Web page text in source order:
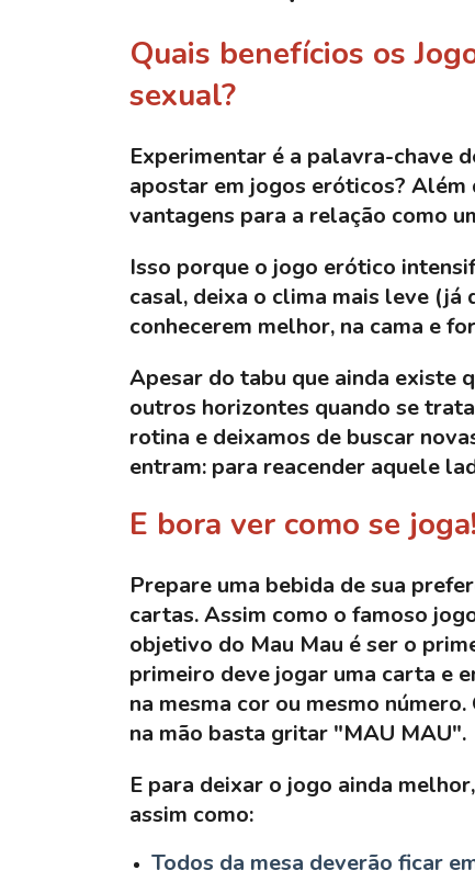
Quais benefícios os
sexual?
Experimentar é a palavra-chave
apostar em jogos eróticos?
vantagens para a relação como
Isso porque o jogo erótico
casal, deixa o clima mais leve (já
conhecerem melhor, na cama e
Apesar do tabu que ainda existe
outros horizontes quando se
rotina e deixamos de buscar
entram: para reacender aquele
E bora ver como se joga!
Prepare uma bebida de sua
cartas. Assim como o famoso
objetivo do Mau Mau é ser o
primeiro deve jogar uma carta e
na mesma cor ou mesmo
na mão basta gritar "MAU MAU".
E para deixar o jogo ainda
assim como:
Todos da mesa deverão ficar